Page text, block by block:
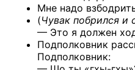
Мне надо
(Чувак побрился и
— Это я должен
Подполковник
Подполковник: